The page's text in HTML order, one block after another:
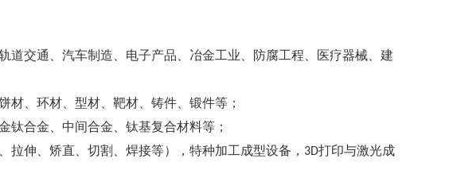
道交通、汽车制造、电子产品、冶金工业、防腐工程、医疗器械、建
材、环材、型材、靶材、铸件、锻件等；
钛合金、 中间合金、钛基复合材料等；
拉伸、矫直、切割、焊接等），特种加工成型设备， 3D打印与激光成